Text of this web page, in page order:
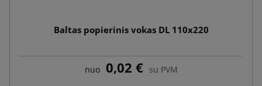
Baltas popierinis vokas DL 110x220
nuo 0,02 € su PVM